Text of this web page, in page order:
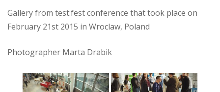
Gallery from test:fest conference that took place on
February 21st 2015 in Wroclaw, Poland
Photographer Marta Drabik